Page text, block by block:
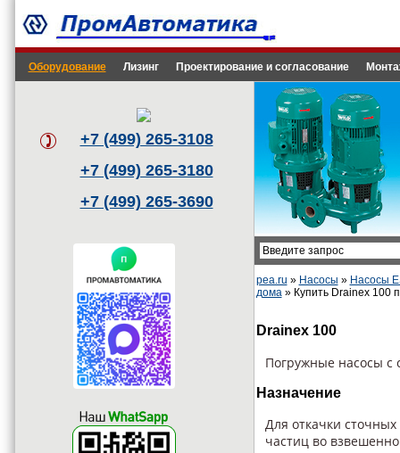
Оборудование Лизинг Проектирование и согласование
+7 (499) 265-3108
+7 (499) 265-3180
+7 (499) 265-3690
pea.ru » Насосы » Насосы
дома» Купить Drainex 100
Drainex 100
Погружные насосы с
Назначение
Для откачки
частиц во